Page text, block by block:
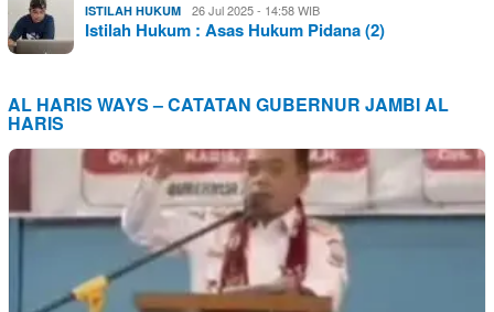
ISTILAH HUKUM 26 Jul 2025 - 14:58 WIB
Istilah Hukum : Asas Hukum Pidana (2)
AL HARIS WAYS – CATATAN GUBERNUR JAMBI AL
HARIS